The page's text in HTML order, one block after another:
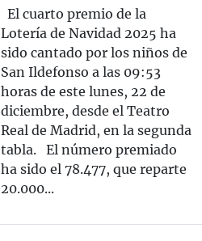
El cuarto premio de la
Lotería de Navidad 2025 ha
sido cantado por los niños de
San Ildefonso a las 09:53
horas de este lunes, 22 de
diciembre, desde el Teatro
Real de Madrid, en la segunda
tabla. El número premiado
ha sido el 78.477, que reparte
20.000...